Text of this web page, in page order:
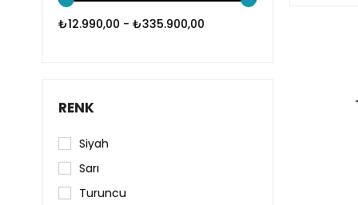
₺12.990,00 - ₺335.900,00
RENK
Siyah
Sarı
Turuncu